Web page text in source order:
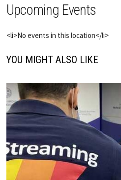
Upcoming Events
<li>No events in this location</li>
YOU MIGHT ALSO LIKE